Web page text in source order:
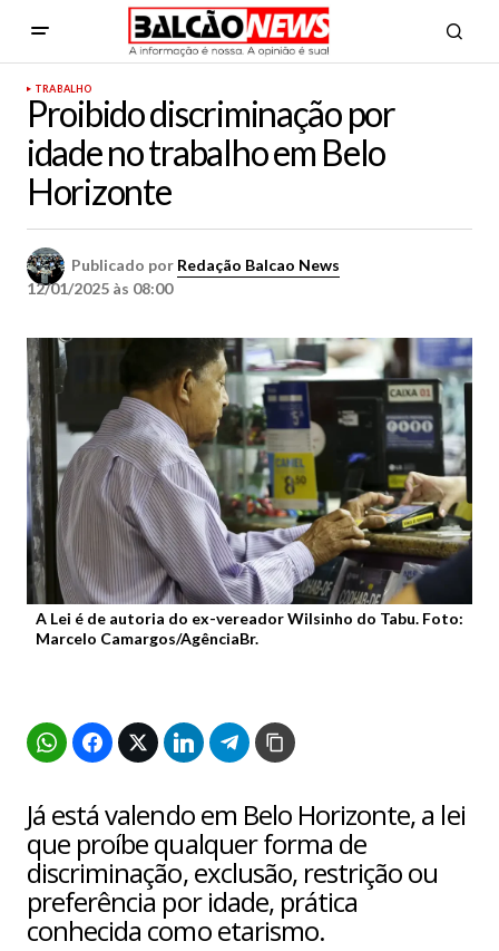
TRABALHO
Proibido discriminação por
idade no trabalho em Belo
Horizonte
Publicado por Redação Balcao News
12/01/2025 às 08:00
A Lei é de autoria do ex-vereador Wilsinho do Tabu. Foto:
Marcelo Camargos/AgênciaBr.
Já está valendo em Belo Horizonte, a lei
que proíbe qualquer forma de
discriminação, exclusão, restrição ou
preferência por idade, prática
conhecida como etarismo.